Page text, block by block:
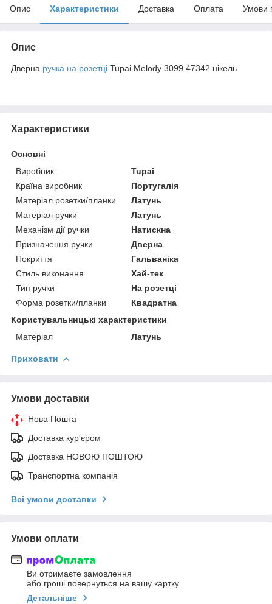
Опис Характеристики Доставка Оплата Умови
Опис
Дверна ручка на розетці Tupai Melody 3099 47342 нікель
Характеристики
Основні
Виробник
Tupai
Країна виробник
Португалія
Матеріал розетки/планки
Латунь
Матеріал ручки
Латунь
Механізм дії ручки
Натискна
Призначення ручки
Дверна
Покриття
Гальваніка
Стиль виконання
Хай-тек
Тип ручки
На розетці
Форма розетки/планки
Квадратна
Користувальницькі характеристики
Матеріал
Латунь
Приховати
Умови доставки
Нова Пошта
Доставка кур'єром
Доставка НОВОЮ ПОШТОЮ
Транспортна компанія
Всі умови доставки
Умови оплати
Ви отримаєте замовлення
або гроші повернуться на вашу картку
Детальніше